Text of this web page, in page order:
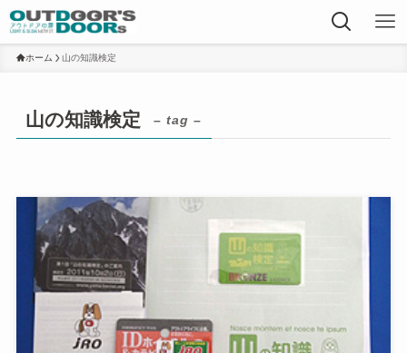
ホーム 山の知識検定
山の知識検定 – tag –